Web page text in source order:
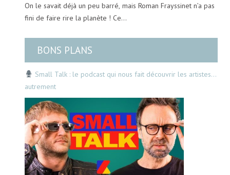
On le savait déjà un peu barré, mais Roman Frayssinet n’a pas
fini de faire rire la planète ! Ce…
BONS PLANS
Small Talk : le podcast qui nous fait découvrir les artistes…
autrement